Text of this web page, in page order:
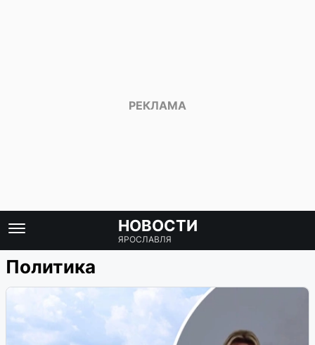
НОВОСТИ
ЯРОСЛАВЛЯ
Политика